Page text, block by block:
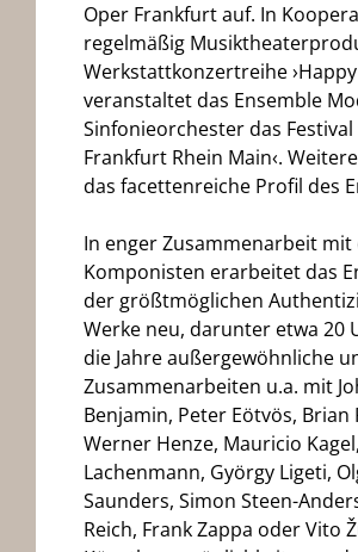
Oper Frankfurt auf. In
regelmäßig
Werkstattkonzertreihe ›Happy
veranstaltet das Ensemble
Sinfonieorchester das
Frankfurt Rhein Main‹.
das facettenreiche Profil des
In enger Zusammenarbeit
Komponisten erarbeitet das
der größtmöglichen
Werke neu, darunter etwa
die Jahre außergewöhnliche
Zusammenarbeiten u.a. mit
Benjamin, Peter Eötvös,
Werner Henze, Mauricio
Lachenmann, György Ligeti,
Saunders, Simon Steen-
Reich, Frank Zappa oder Vito